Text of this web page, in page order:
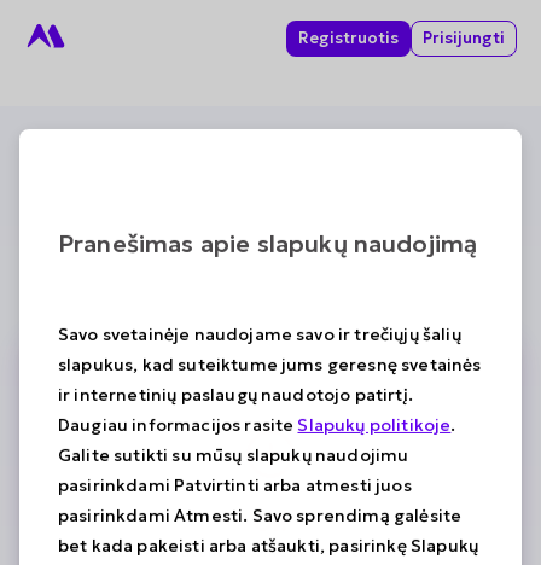
Pranešimas apie slapukų naudojimą
Savo svetainėje naudojame savo ir trečiųjų šalių
slapukus, kad suteiktume jums geresnę svetainės
ir internetinių paslaugų naudotojo patirtį.
Daugiau informacijos rasite Slapukų politikoje.
Galite sutikti su mūsų slapukų naudojimu
pasirinkdami Patvirtinti arba atmesti juos
pasirinkdami Atmesti. Savo sprendimą galėsite
bet kada pakeisti arba atšaukti, pasirinkę Slapukų
Registruotis Prisijungti
Oi!
Nepavyko pateikti atsiliepimo. Bandykite dar